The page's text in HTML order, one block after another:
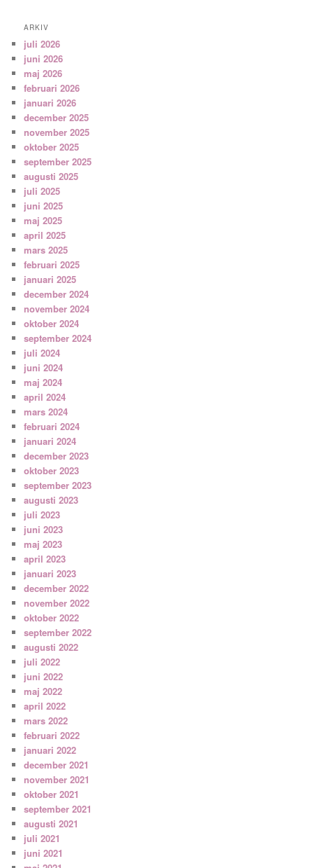
ARKIV
juli 2026
juni 2026
maj 2026
februari 2026
januari 2026
december 2025
november 2025
oktober 2025
september 2025
augusti 2025
juli 2025
juni 2025
maj 2025
april 2025
mars 2025
februari 2025
januari 2025
december 2024
november 2024
oktober 2024
september 2024
juli 2024
juni 2024
maj 2024
april 2024
mars 2024
februari 2024
januari 2024
december 2023
oktober 2023
september 2023
augusti 2023
juli 2023
juni 2023
maj 2023
april 2023
januari 2023
december 2022
november 2022
oktober 2022
september 2022
augusti 2022
juli 2022
juni 2022
maj 2022
april 2022
mars 2022
februari 2022
januari 2022
december 2021
november 2021
oktober 2021
september 2021
augusti 2021
juli 2021
juni 2021